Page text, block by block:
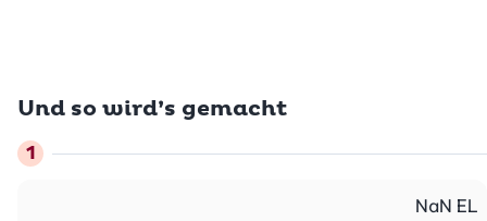
Und so wird’s gemacht
NaN EL